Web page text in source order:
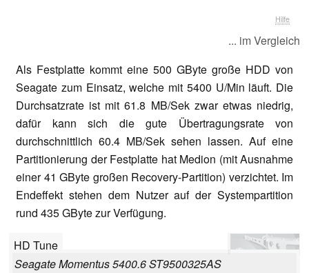
Hilfe
... im Vergleich
Als Festplatte kommt eine 500 GByte große HDD von
Seagate zum Einsatz, welche mit 5400 U/Min läuft. Die
Durchsatzrate ist mit 61.8 MB/Sek zwar etwas niedrig,
dafür kann sich die gute Übertragungsrate von
durchschnittlich 60.4 MB/Sek sehen lassen. Auf eine
Partitionierung der Festplatte hat Medion (mit Ausnahme
einer 41 GByte großen Recovery-Partition) verzichtet. Im
Endeffekt stehen dem Nutzer auf der Systempartition
rund 435 GByte zur Verfügung.
HD Tune
Seagate Momentus 5400.6 ST9500325AS